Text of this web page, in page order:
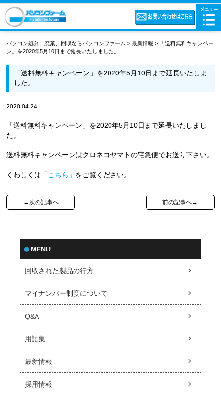
パソコン処分、廃棄、回収ならパソコンファーム>最新情報 >
「送料無料キャンペー
ン」を2020年5月10日まで延長いたしました。
「送料無料キャンペーン」を2020年5月10日まで延長いたしま
した。
2020.04.24
「送料無料キャンペーン」を2020年5月10日まで延長いたしまし
た。
送料無料キャンペーンはクロネコヤマトの宅急便でお送り下さい。
くわしくは 「こちら」 をご覧ください。
前の記事へ→
←次の記事へ
MENU
回収された製品の行方
マイナンバー制度について
Q&A
用語集
最新情報
採用情報